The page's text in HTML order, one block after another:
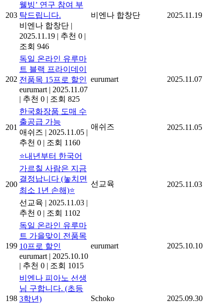
203
웰빙’ 연구 참여 부
탁드립니다.
비엔나 합창단 |
2025.11.19 | 추천 0 |
조회 946
비엔나 합창단 2025.11.19
202
독일 온라인 유루마
트 블랙 프라이데이
전품목 15프로 할인
eurumart | 2025.11.07
| 추천 0 | 조회 825
eurumart 2025.11.07
201
한국화장품 도매 수
출공급 가능
애쉬즈 | 2025.11.05 |
추천 0 | 조회 1160
애쉬즈 2025.11.05
200
⭐내년부터 한국어
가르칠 사람은 지금
결정납니다 (놓치면
최소 1년 손해)⭐
선교육 | 2025.11.03 |
추천 0 | 조회 1102
선교육 2025.11.03
199
독일 온라인 유루마
트 가을맞이 전품목
10프로 할인
eurumart | 2025.10.10
| 추천 0 | 조회 1015
eurumart 2025.10.10
198
비엔나 피아노 선생
님 구합니다. (초등
3학년)
Schoko 2025.09.30